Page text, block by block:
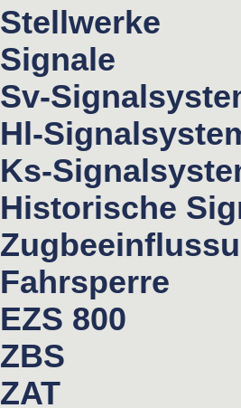
Stellwerke
Signale
Sv-
Hl-
Ks-
Historische
Fahrsperre
EZS 800
ZBS
ZAT